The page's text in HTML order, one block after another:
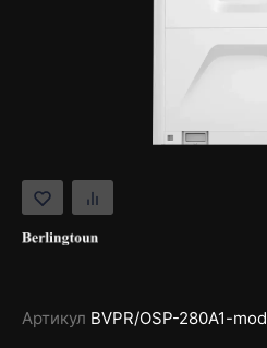
Артикул BVPR/OSP-280A1-mod